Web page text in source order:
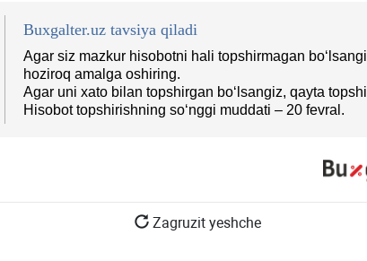
Buxgalter.uz tavsiya qiladi
Agar siz mazkur hisobotni hali topshirmagan
hoziroq amalga oshiring.
Agar uni хato bilan topshirgan boʻlsangiz, qayta
Hisobot topshirishning soʻnggi muddati – 20 fevral.
Zagruzit yeshche